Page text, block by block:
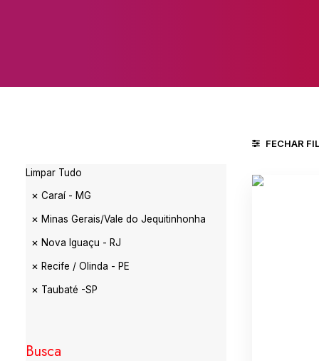
Limpar Tudo
Caraí - MG
Minas Gerais/Vale do Jequitinhonha
Nova Iguaçu - RJ
Recife / Olinda - PE
Taubaté -SP
Busca
FECHAR